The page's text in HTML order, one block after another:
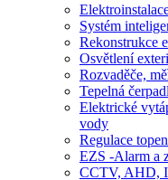
Systém
Rekonstrukce
Osvětlení
Rozvaděče,
Tepelná
Elektrické
vody
Regulace
EZS -Alarm a
CCTV, AHD,